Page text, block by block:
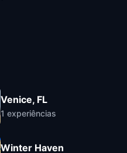
Venice, FL
1 experiências
Winter Haven